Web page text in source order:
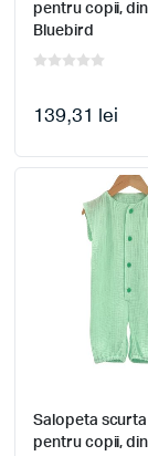
pentru copii,
Bluebird
139,31 lei
Salopeta
pentru copii,